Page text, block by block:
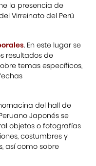
la presencia de
Virreinato del Perú
. En este lugar se
resultados de
temas específicos,
del hall de
Japonés se
objetos o fotografías
costumbres y
así como sobre